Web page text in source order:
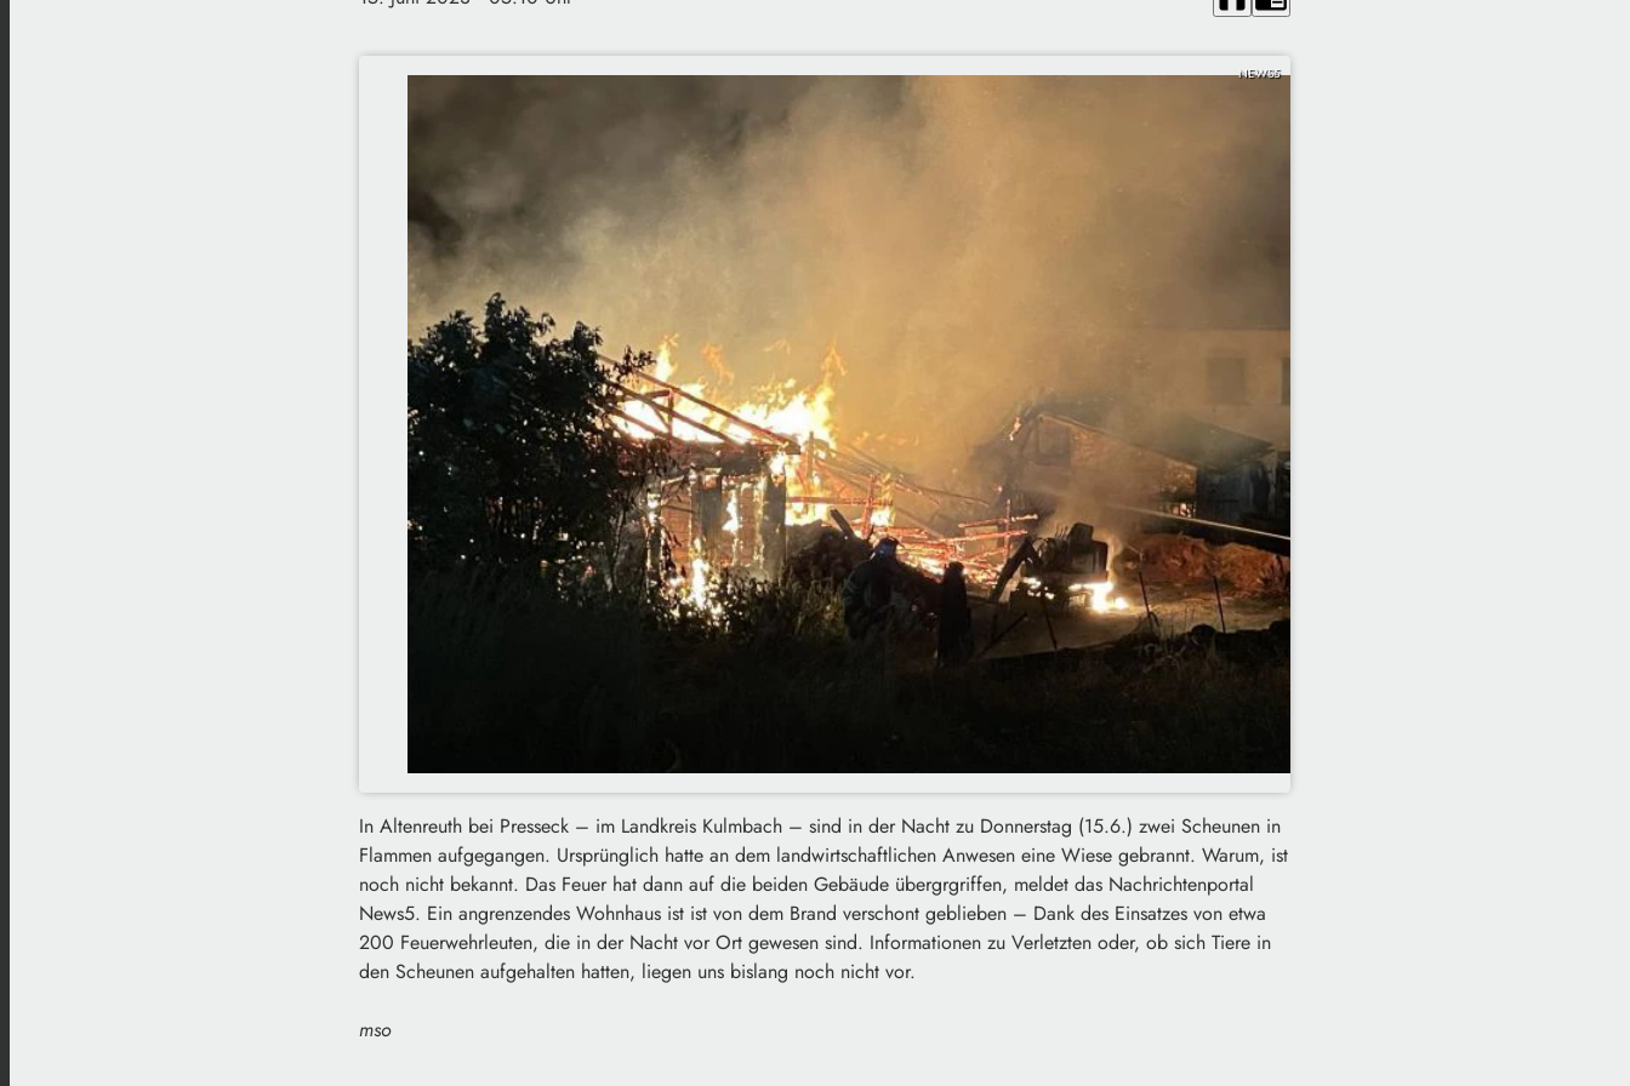
NEWS5
In Altenreuth bei Presseck – im Landkreis Kulmbach – sind in der Nacht zu Donnerstag (15.6.) zwei Scheunen in
Flammen aufgegangen. Ursprünglich hatte an dem landwirtschaftlichen Anwesen eine Wiese gebrannt. Warum, ist
noch nicht bekannt. Das Feuer hat dann auf die beiden Gebäude übergrgriffen, meldet das Nachrichtenportal
News5. Ein angrenzendes Wohnhaus ist ist von dem Brand verschont geblieben – Dank des Einsatzes von etwa
200 Feuerwehrleuten, die in der Nacht vor Ort gewesen sind. Informationen zu Verletzten oder, ob sich Tiere in
den Scheunen aufgehalten hatten, liegen uns bislang noch nicht vor.
mso